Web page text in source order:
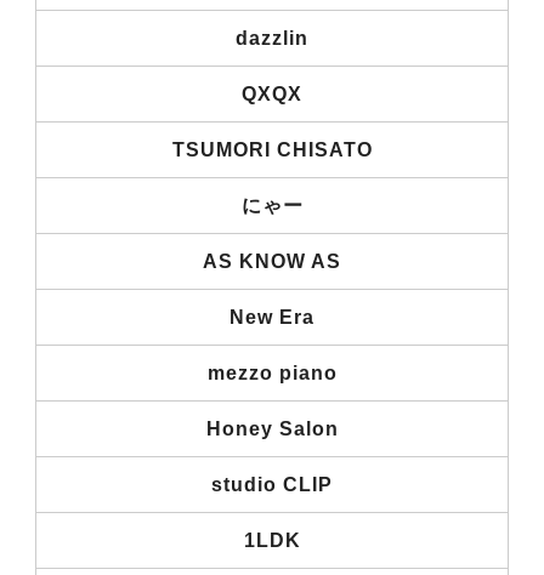
dazzlin
QXQX
TSUMORI CHISATO
にゃー
AS KNOW AS
New Era
mezzo piano
Honey Salon
studio CLIP
1LDK